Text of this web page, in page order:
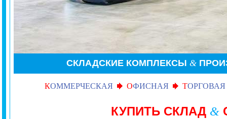
СКЛАДСКИЕ КОМПЛЕКСЫ &
КОММЕРЧЕСКАЯ ОФИСНАЯ ТОРГОВАЯ
КУПИТЬ СКЛАД &